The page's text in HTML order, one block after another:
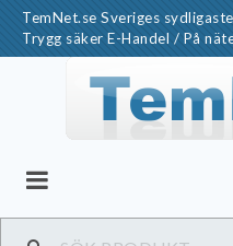
TemNet.se Sveriges
Trygg säker E-Handel / På